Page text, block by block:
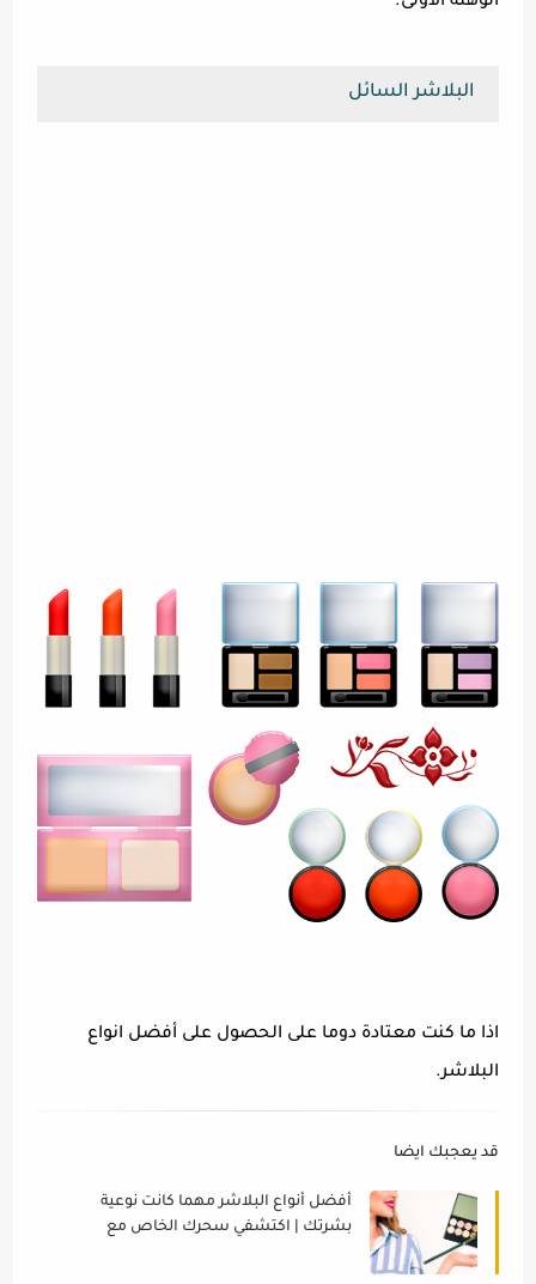
البلاشر السائل
اذا ما كنت معتادة دوما على الحصول على أفضل انواع
البلاشر.
قد يعجبك ايضا
أفضل أنواع البلاشر مهما كانت نوعية
بشرتك | اكتشفي سحرك الخاص مع